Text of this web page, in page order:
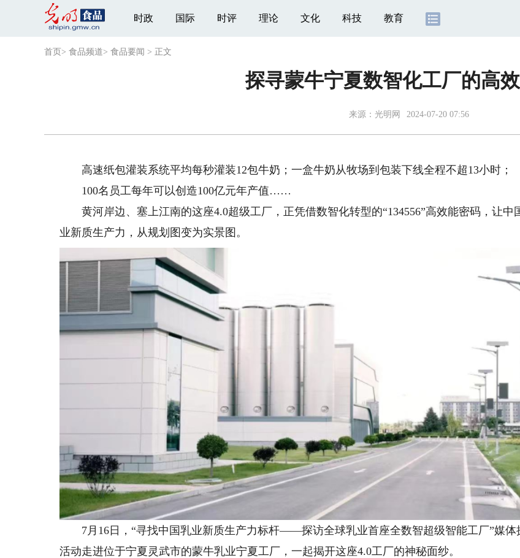
时政 国际 时评 理论 文化 科技 教育
首页 > 食品频道> 食品要闻 > 正文
探寻蒙牛宁夏数智化工厂的高
来源： 光明网 2024-07-20 07:56
高速纸包灌装系统平均每秒灌装12包牛奶；一盒牛奶从牧场到包装下线全程不超13小时；
100名员工每年可以创造100亿元年产值……
黄河岸边、塞上江南的这座4.0超级工厂，正凭借数智化转型的“134556”高效能密码，让中
业新质生产力，从规划图变为实景图。
7月16日，“寻找中国乳业新质生产力标杆——探访全球乳业首座全数智超级智能工厂”媒体
活动走进位于宁夏灵武市的蒙牛乳业宁夏工厂，一起揭开这座4.0工厂的神秘面纱。